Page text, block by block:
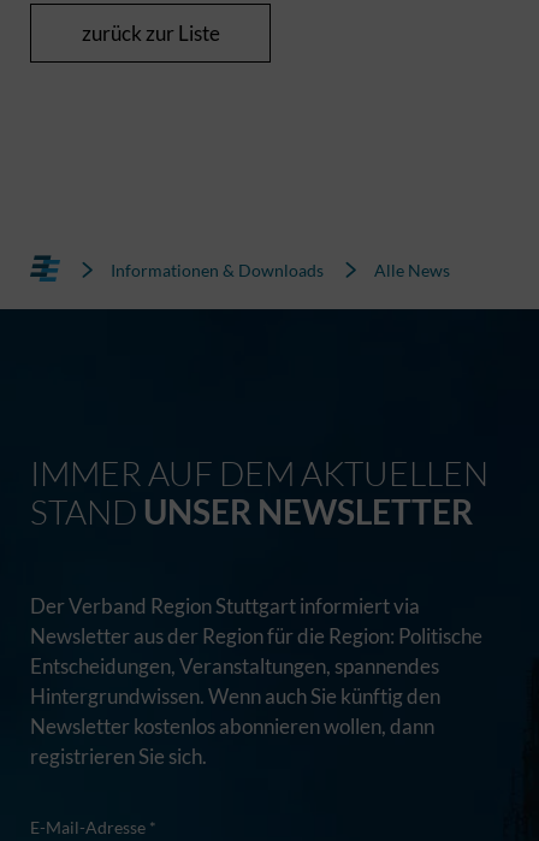
zurück zur Liste
Informationen & Downloads Alle News
IMMER AUF DEM AKTUELLEN
STAND UNSER NEWSLETTER
Der Verband Region Stuttgart informiert via
Newsletter aus der Region für die Region: Politische
Entscheidungen, Veranstaltungen, spannendes
Hintergrundwissen. Wenn auch Sie künftig den
Newsletter kostenlos abonnieren wollen, dann
registrieren Sie sich.
E-Mail-Adresse *